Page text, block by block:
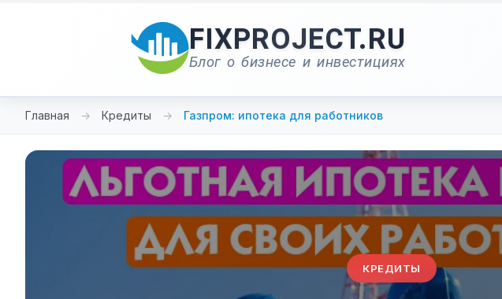
FIXPROJECT.RU
Блог о бизнесе и инвестициях
Главная → Кредиты → Газпром: ипотека для работников
КРЕДИТЫ